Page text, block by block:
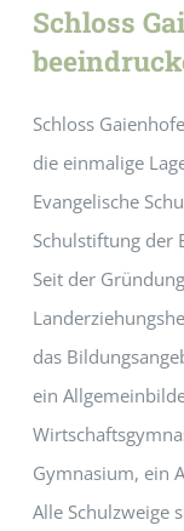
Schloss
Schloss
die einmalige
Evangelische
Schulstiftung der
Seit der
das
ein
Gymnasium, ein
Alle Schulzweige